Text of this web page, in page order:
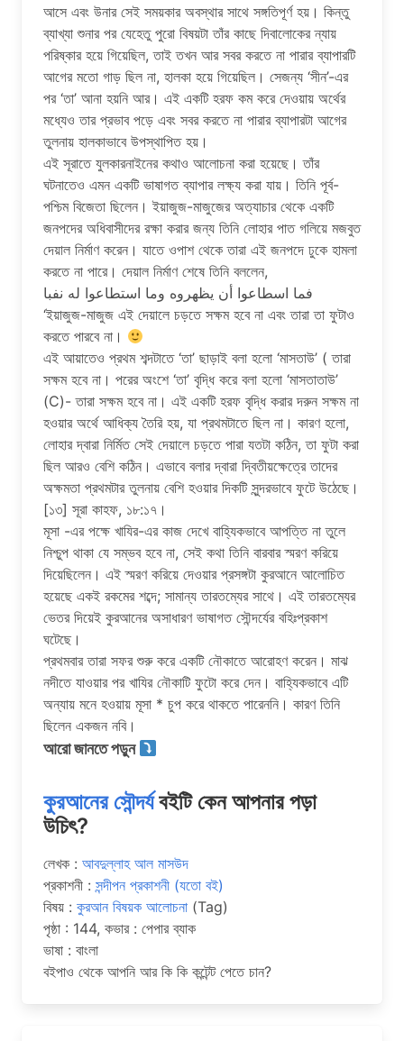
আসে এবং উনার সেই সময়কার অবস্থার সাথে সঙ্গতিপূর্ণ হয়। কিন্তু
ব্যাখ্যা শুনার পর যেহেতু পুরো বিষয়টা তাঁর কাছে দিবালোকের ন্যায়
পরিষ্কার হয়ে গিয়েছিল, তাই তখন আর সবর করতে না পারার ব্যাপারটি
আগের মতো গাড় ছিল না, হালকা হয়ে গিয়েছিল। সেজন্য ‘সীন’-এর
পর ‘তা’ আনা হয়নি আর। এই একটি হরফ কম করে দেওয়ায় অর্থের
মধ্যেও তার প্রভাব পড়ে এবং সবর করতে না পারার ব্যাপারটা আগের
তুলনায় হালকাভাবে উপস্থাপিত হয়।
এই সূরাতে যুলকারনাইনের কথাও আলোচনা করা হয়েছে। তাঁর
ঘটনাতেও এমন একটি ভাষাগত ব্যাপার লক্ষ্য করা যায়। তিনি পূর্ব-
পশ্চিম বিজেতা ছিলেন। ইয়াজুজ-মাজুজের অত্যাচার থেকে একটি
জনপদের অধিবাসীদের রক্ষা করার জন্য তিনি লোহার পাত গলিয়ে মজবুত
দেয়াল নির্মাণ করেন। যাতে ওপাশ থেকে তারা এই জনপদে ঢুকে হামলা
করতে না পারে। দেয়াল নির্মাণ শেষে তিনি বললেন,
فما اسطاعوا أن يظهروه وما استطاعوا له نفبا
‘ইয়াজুজ-মাজুজ এই দেয়ালে চড়তে সক্ষম হবে না এবং তারা তা ফুটাও
করতে পারবে না।
এই আয়াতেও প্রথম শব্দটাতে ‘তা’ ছাড়াই বলা হলো ‘মাসতাউ’ ( তারা
সক্ষম হবে না। পরের অংশে ‘তা’ বৃদ্ধি করে বলা হলো ‘মাসতাতাউ’
(C)- তারা সক্ষম হবে না। এই একটি হরফ বৃদ্ধি করার দরুন সক্ষম না
হওয়ার অর্থে আধিক্য তৈরি হয়, যা প্রথমটাতে ছিল না। কারণ হলো,
লোহার দ্বারা নির্মিত সেই দেয়ালে চড়তে পারা যতটা কঠিন, তা ফুটা করা
ছিল আরও বেশি কঠিন। এভাবে বলার দ্বারা দ্বিতীয়ক্ষেত্রে তাদের
অক্ষমতা প্রথমটার তুলনায় বেশি হওয়ার দিকটি সুন্দরভাবে ফুটে উঠেছে।
[১৩] সূরা কাহফ, ১৮:১৭।
মূসা -এর পক্ষে খাযির-এর কাজ দেখে বাহ্যিকভাবে আপত্তি না তুলে
নিশ্চুপ থাকা যে সম্ভব হবে না, সেই কথা তিনি বারবার স্মরণ করিয়ে
দিয়েছিলেন। এই স্মরণ করিয়ে দেওয়ার প্রসঙ্গটা কুরআনে আলোচিত
হয়েছে একই রকমের শব্দে; সামান্য তারতম্যের সাথে। এই তারতম্যের
ভেতর দিয়েই কুরআনের অসাধারণ ভাষাগত সৌন্দর্যের বহিঃপ্রকাশ
ঘটেছে।
প্রথমবার তারা সফর শুরু করে একটি নৌকাতে আরোহণ করেন। মাঝ
নদীতে যাওয়ার পর খাযির নৌকাটি ফুটো করে দেন। বাহ্যিকভাবে এটি
অন্যায় মনে হওয়ায় মূসা * চুপ করে থাকতে পারেননি। কারণ তিনি
ছিলেন একজন নবি।
আরো জানতে পড়ুন
কুরআনের সৌন্দর্যবইটি কেন আপনার পড়া
উচিৎ?
লেখক : আবদুল্লাহ আল মাসউদ
প্রকাশনী : সন্দীপন প্রকাশনী (যতো বই)
বিষয় : কুরআন বিষয়ক আলোচনা (Tag)
পৃষ্ঠা : 144, কভার : পেপার ব্যাক
ভাষা : বাংলা
বইপাও থেকে আপনি আর কি কি কন্টেন্ট পেতে চান?